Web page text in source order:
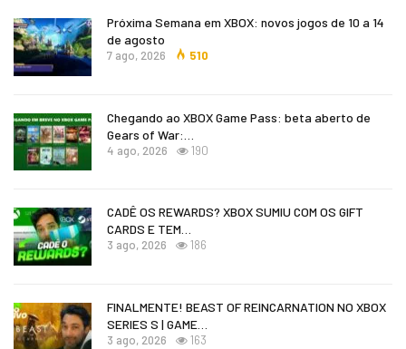
Próxima Semana em XBOX: novos jogos de 10 a 14
de agosto
7 ago, 2026 510
Chegando ao XBOX Game Pass: beta aberto de
Gears of War:…
4 ago, 2026 190
CADÊ OS REWARDS? XBOX SUMIU COM OS GIFT
CARDS E TEM…
3 ago, 2026 186
FINALMENTE! BEAST OF REINCARNATION NO XBOX
SERIES S | GAME…
3 ago, 2026 163